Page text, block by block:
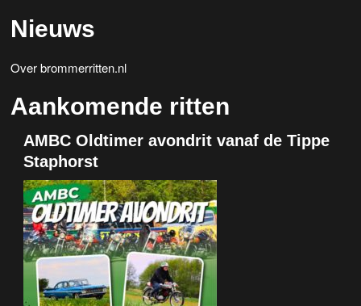
Nieuws
Over brommerritten.nl
Aankomende ritten
AMBC Oldtimer avondrit vanaf de Tippe
Staphorst